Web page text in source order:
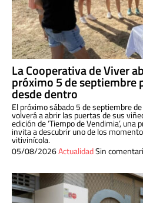
La Cooperativa de Viver
próximo 5 de septiembre
desde dentro
El próximo sábado 5 de septiembre
volverá a abrir las puertas de sus
edición de ‘Tiempo de Vendimia’,
invita a descubrir uno de los
vitivinícola.
05/08/2026ActualidadSin